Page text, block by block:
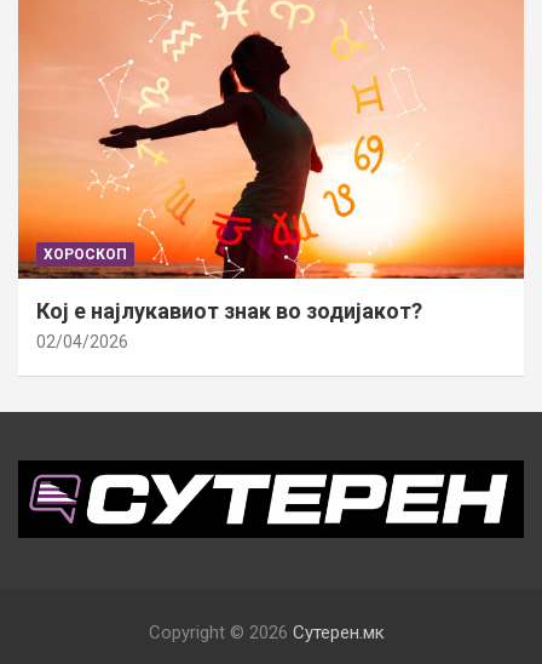
ХОРОСКОП
Кој е најлукавиот знак во зодијакот?
02/04/2026
Copyright © 2026 Сутерен.мк